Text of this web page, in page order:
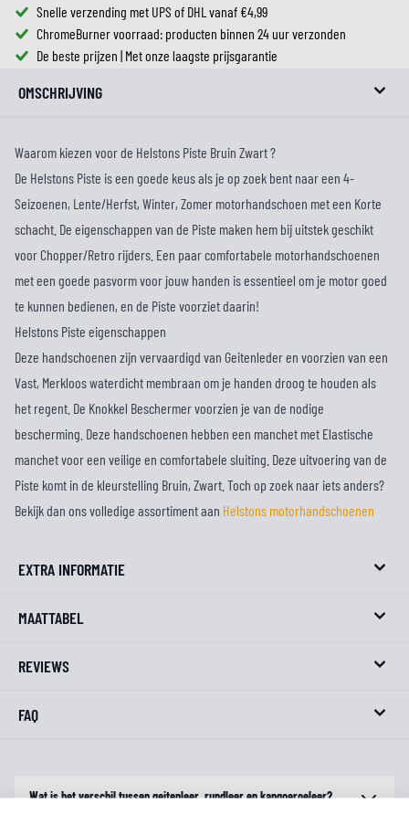
Snelle verzending met UPS of DHL vanaf €4,99
ChromeBurner voorraad: producten binnen 24 uur verzonden
De beste prijzen | Met onze laagste prijsgarantie
OMSCHRIJVING
Waarom kiezen voor de Helstons Piste Bruin Zwart ?
De Helstons Piste is een goede keus als je op zoek bent naar een 4-
Seizoenen, Lente/Herfst, Winter, Zomer motorhandschoen met een Korte
schacht. De eigenschappen van de Piste maken hem bij uitstek geschikt
voor Chopper/Retro rijders. Een paar comfortabele motorhandschoenen
met een goede pasvorm voor jouw handen is essentieel om je motor goed
te kunnen bedienen, en de Piste voorziet daarin!
Helstons Piste eigenschappen
Deze handschoenen zijn vervaardigd van Geitenleder en voorzien van een
Vast, Merkloos waterdicht membraan om je handen droog te houden als
het regent. De Knokkel Beschermer voorzien je van de nodige
bescherming. Deze handschoenen hebben een manchet met Elastische
manchet voor een veilige en comfortabele sluiting. Deze uitvoering van de
Piste komt in de kleurstelling Bruin, Zwart. Toch op zoek naar iets anders?
Bekijk dan ons volledige assortiment aan Helstons motorhandschoenen
EXTRA INFORMATIE
MAATTABEL
REVIEWS
FAQ
Wat is het verschil tussen geitenleer, rundleer en kangoeroeleer?